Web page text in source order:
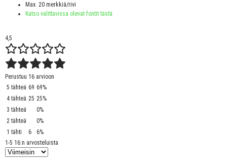
Max. 20 merkkiä/rivi
Katso valittavissa olevat fontit tästä
4,5
Perustuu 16 arvioon
5 tähteä 69 69%
4 tähteä 25 25%
3 tähteä
0%
2 tähteä
0%
1 tähti
6
6%
1-5 16:n arvosteluista